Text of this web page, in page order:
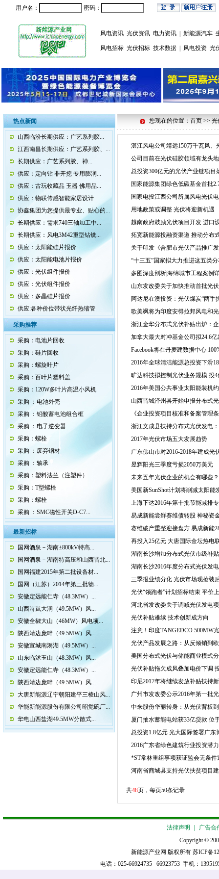
用户名： 密码：
风电资讯 光伏资讯 电力资讯 新能源汽车
风电招标 光伏招标 技术数据 风电投资 光
热点新闻
山西临汾长期供应：广艺系列胶...
江西南昌长期供应：广艺系列胶、...
长期供应：广艺系列胶、神...
供应：定向钻 非开挖 专用膨润...
供应：古玩收藏品 玉器 佛用品...
供应：物联传感智能家居设计
协鑫集团为您提供最专业、贴心的...
长期供应：需求740三轴加工中...
长期供应：风电3M42重型钻铣...
供应：太阳能硅片报价
供应：太阳能电池片报价
供应：光伏组件报价
供应：光伏组件报价
供应：多晶硅片报价
供应:各种价位带状光纤热缩管
采购推荐
采购：电池片回收
采购：硅片回收
采购：螺旋叶片
采购：百叶片塑料盖
采购：120W多叶片高温小风机
采购 ：电池外壳
采购 ：铅酸蓄电池组合框
采购 ：电子逆变器
采购：螺栓
采购 ：废弃钢材
采购 ：轴承
采购：塑料法兰（注塑件）
采购：T型螺栓
采购：螺栓
采购 ：SMC磁性开关D-C7...
最新招标
国网酒泉－湖南±800kV特高...
国网酒泉－湖南特高压和山西晋北...
国网福建2015年第二批设备材...
国网（江苏）2014年第三批物...
安徽定远能仁寺（48.3MW）...
山西岢岚大涧（49.5MW）风...
安徽全椒大山（46MW）风电项...
陕西靖边庞畔（49.5MW）风...
安徽宣城南漪湖（49.5MW）...
山东临沭玉山（48.3MW）风...
安徽定远能仁寺（48.3MW）...
陕西靖边庞畔（49.5MW）风...
大唐新能源辽宁朝阳建平三棱山风...
华能新能源股份有限公司昭觉碗厂...
华电山西盐湖49.5MW分散式...
您现在的位置：首页 >> 光
湛江风电公司靖远150万千瓦风、
公司目前在光伏硅胶领域有龙头
总投资300亿元的光伏产业链项目
国家能源集团绿色低碳基金首批
国家电投江西公司所属风电光伏
用地政策或调整 光伏将迎新机遇
越南政府鼓励光伏项目开发 进口
拓宽新能源投融资渠道 推动分布
关于印发《合肥市光伏产品推广
“十三五”国家拟大力推进这五类
多图深度剖析|海绵城市工程案例
山东发改委关于加快推动首批光
阿达尼在澳投资：光伏煤炭“两手
歌美飒将为印度安得拉邦风电和
浙江金华分布式光伏补贴出炉：
加拿大最大对冲基金公司拟24.6
Facebook将在丹麦建数据中心
2016年全球清洁能源总投资下滑
旷达科技拟控制光伏业务规模 投
2016年美国公共事业太阳能装机
山西晋城泽州县开始申报分布式
《企业投资项目核准和备案管理
浙江文成县扶持分布式光伏发电
2017年光伏市场五大发展趋势
广东佛山市对2016-2018年建成
昱辉阳光三季度亏损2050万美元
未来五年光伏企业的机会有哪些？
美国新SunShot计划将削减太阳能
上海下达2016年第十批节能减排
易成新能尝鲜赛维债转股 神秘资
赛维破产重整迎接盘方 易成新能
再投入25亿元 大唐国际金坛热电
湖南长沙增加分布式光伏市级补
湖南长沙2016年度分布式光伏发
三季报业绩分化 光伏市场现抢装
光伏“领跑者”计划招标结束 平价
河北省发改委关于调减光伏发电
光伏补贴难续 技术创新成方向
注意！印度TANGEDCO 500MW
光伏产品发展之路：从反倾销到
美国分布式光伏与储能商业模式
光伏补贴拖欠成风叠加电价下调
印尼2017年将继续发放补贴扶持
广州市发改委公示2016年第一批
中来股份华丽转身：从光伏背板
厦门抽水蓄能电站获33亿贷款 位
总投资1.8亿元 光大国际签署广东
2016广东省绿色建筑行业投资潜
*ST常林重组事项获证监会无条件
河南省商城县支持光伏扶贫项目
共48页，每页50条记录
法律声明
广告合
Copyright ©
新能源产业网 版权所有 苏ICP备
电话：025-66924735 66923753 手机：